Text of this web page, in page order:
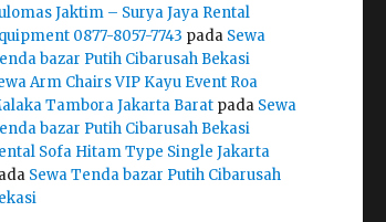
Jaktim – Surya Jaya Rental
0877-8057-7743 pada Sewa
bazar Putih Cibarusah Bekasi
Arm Chairs VIP Kayu Event Roa
Tambora Jakarta Barat pada Sewa
bazar Putih Cibarusah Bekasi
Sofa Hitam Type Single Jakarta
Sewa Tenda bazar Putih Cibarusah